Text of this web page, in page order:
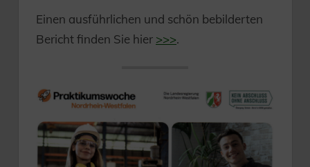
Einen ausführlichen und schön bebilderten
Bericht finden Sie hier >>>.